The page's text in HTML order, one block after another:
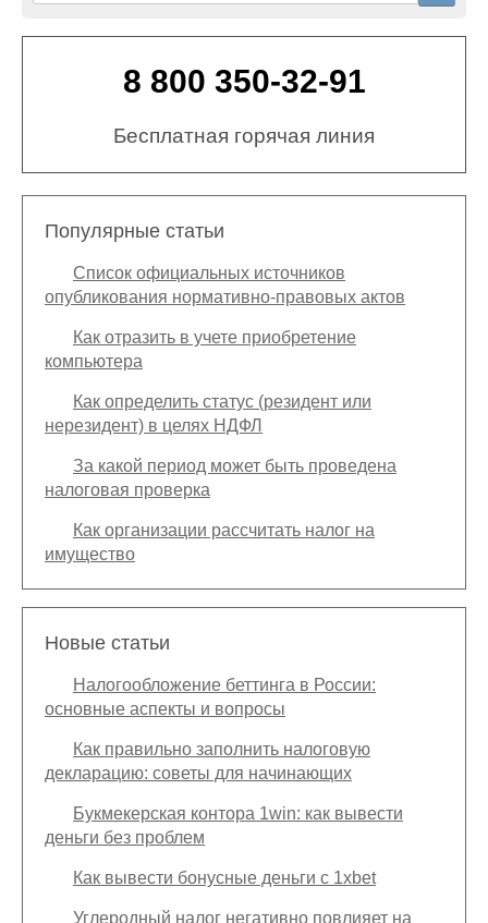
8 800 350-32-91
Бесплатная горячая линия
Популярные статьи
Список официальных источников
опубликования нормативно-правовых актов
Как отразить в учете приобретение
компьютера
Как определить статус (резидент или
нерезидент) в целях НДФЛ
За какой период может быть проведена
налоговая проверка
Как организации рассчитать налог на
имущество
Новые статьи
Налогообложение беттинга в России:
основные аспекты и вопросы
Как правильно заполнить налоговую
декларацию: советы для начинающих
Букмекерская контора 1win: как вывести
деньги без проблем
Как вывести бонусные деньги с 1xbet
Углеродный налог негативно повлияет на